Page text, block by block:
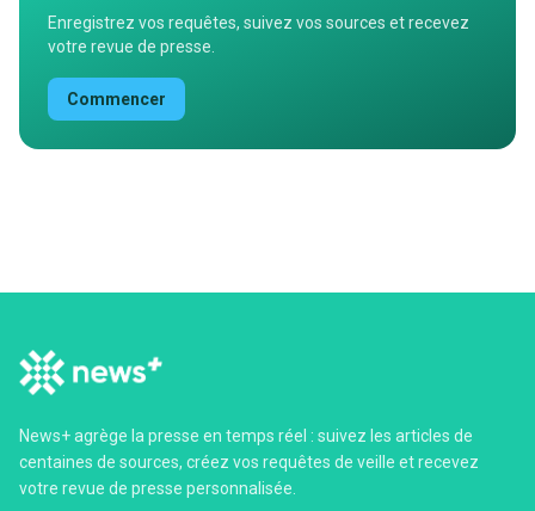
Enregistrez vos requêtes, suivez vos sources et recevez
votre revue de presse.
Commencer
News+ agrège la presse en temps réel : suivez les articles de
centaines de sources, créez vos requêtes de veille et recevez
votre revue de presse personnalisée.